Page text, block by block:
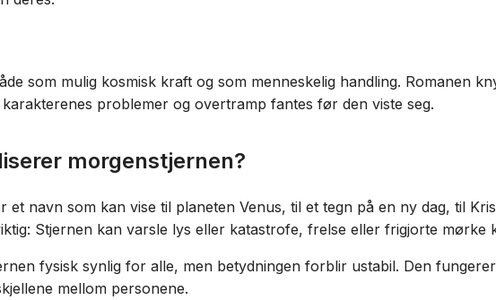
som mulig kosmisk kraft og som menneskelig handling. Romanen
problemer og overtramp fantes før den viste seg.
morgenstjernen?
et navn som kan vise til planeten Venus, til et tegn på en ny dag, til
Stjernen kan varsle lys eller katastrofe, frelse eller frigjorte mørke
fysisk synlig for alle, men betydningen forblir ustabil. Den
mellom personene.